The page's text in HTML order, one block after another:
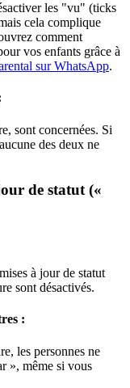
les "vu" (ticks
cela complique
comment
vos enfants grâce à
sur WhatsApp.
sont concernées. Si
des deux ne
de statut («
à jour de statut
sont désactivés.
:
les personnes ne
», même si vous